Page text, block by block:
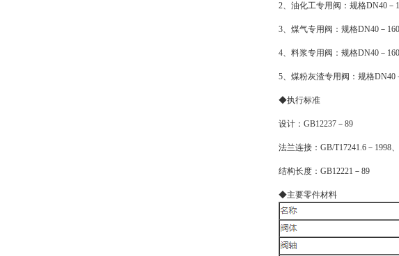
2、油化工专用阀：规格DN40
3、煤气专用阀：规格DN40－
4、料浆专用阀：规格DN40－
5、煤粉灰渣专用阀：规格DN40
◆执行标准
设计：GB12237－89
法兰连接：GB/T17241.6－1998
结构长度：GB12221－89
◆主要零件材料